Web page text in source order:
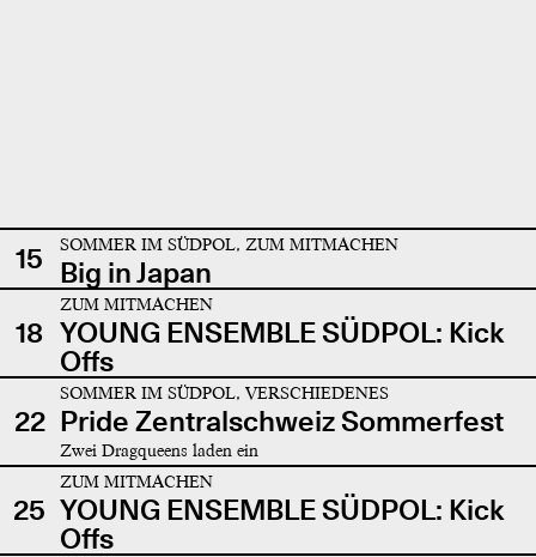
15 SOMMER IM SÜDPOL, ZUM MITMACHEN
Big in Japan
18
ZUM MITMACHEN
YOUNG ENSEMBLE SÜDPOL: Kick
Offs
22
SOMMER IM SÜDPOL, VERSCHIEDENES
Pride Zentralschweiz Sommerfest
Zwei Dragqueens laden ein
25
ZUM MITMACHEN
YOUNG ENSEMBLE SÜDPOL: Kick
Offs